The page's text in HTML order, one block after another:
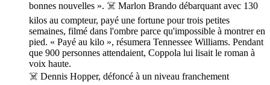
bonnes nouvelles ». ☠️ Marlon Brando débarquant avec 130
kilos au compteur, payé une fortune pour trois petites
semaines, filmé dans l'ombre parce qu'impossible à montrer en
pied. « Payé au kilo », résumera Tennessee Williams. Pendant
que 900 personnes attendaient, Coppola lui lisait le roman à
voix haute.
☠️ Dennis Hopper, défoncé à un niveau franchement